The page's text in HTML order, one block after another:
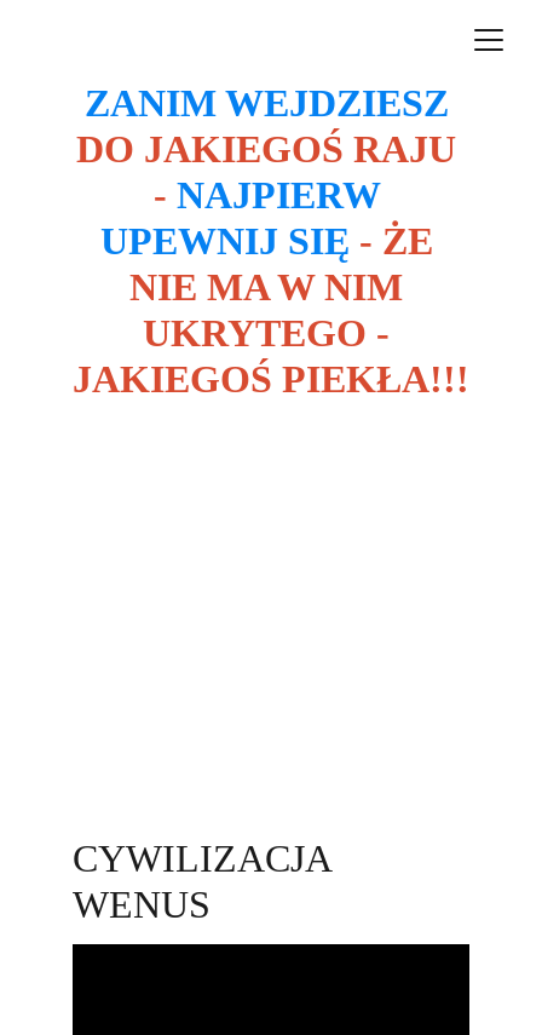
ZANIM WEJDZIESZ
DO JAKIEGOŚ RAJU
- NAJPIERW
UPEWNIJ SIĘ - ŻE
NIE MA W NIM
UKRYTEGO -
JAKIEGOŚ PIEKŁA!!!
CYWILIZACJA
WENUS